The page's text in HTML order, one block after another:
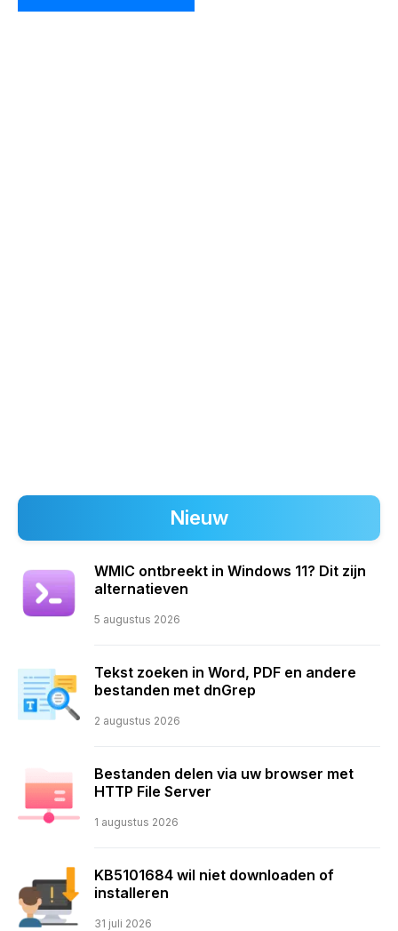
Nieuw
WMIC ontbreekt in Windows 11? Dit zijn
alternatieven
5 augustus 2026
Tekst zoeken in Word, PDF en andere
bestanden met dnGrep
2 augustus 2026
Bestanden delen via uw browser met
HTTP File Server
1 augustus 2026
KB5101684 wil niet downloaden of
installeren
31 juli 2026